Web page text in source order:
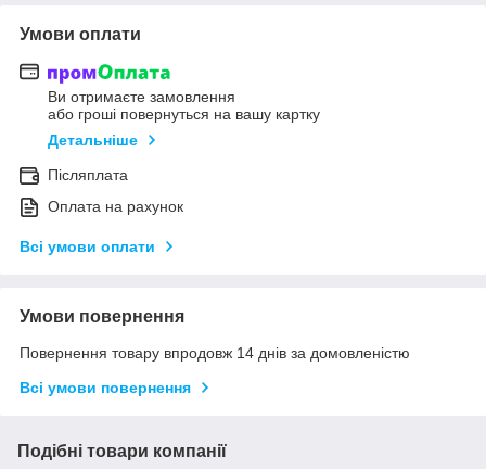
Умови оплати
Ви отримаєте замовлення
або гроші повернуться на вашу картку
Детальніше
Післяплата
Оплата на рахунок
Всі умови оплати
Умови повернення
Повернення товару впродовж 14 днів за домовленістю
Всі умови повернення
Подібні товари компанії